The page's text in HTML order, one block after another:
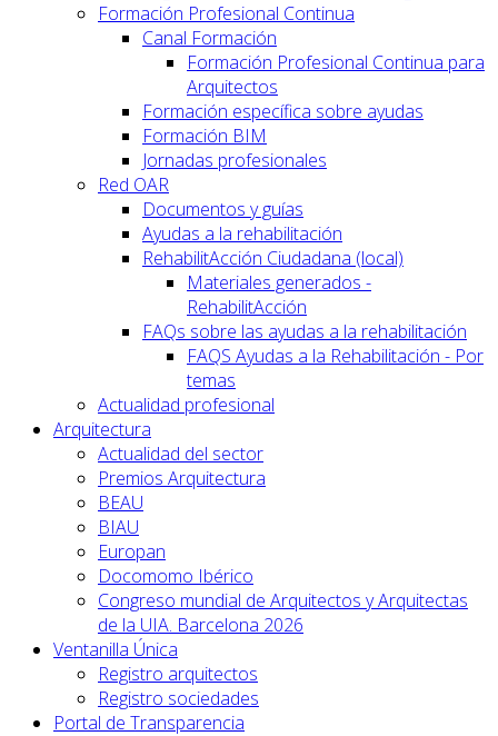
Formación Profesional Continua
Canal Formación
Formación Profesional Continua para
Arquitectos
Formación específica sobre ayudas
Formación BIM
Jornadas profesionales
Red OAR
Documentos y guías
Ayudas a la rehabilitación
RehabilitAcción Ciudadana (local)
Materiales generados -
RehabilitAcción
FAQs sobre las ayudas a la rehabilitación
FAQS Ayudas a la Rehabilitación - Por
temas
Actualidad profesional
Arquitectura
Actualidad del sector
Premios Arquitectura
BEAU
BIAU
Europan
Docomomo Ibérico
Congreso mundial de Arquitectos y Arquitectas
de la UIA. Barcelona 2026
Ventanilla Única
Registro arquitectos
Registro sociedades
Portal de Transparencia